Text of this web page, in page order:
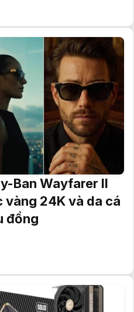
Ban Wayfarer II
vàng 24K và da cá
đồng